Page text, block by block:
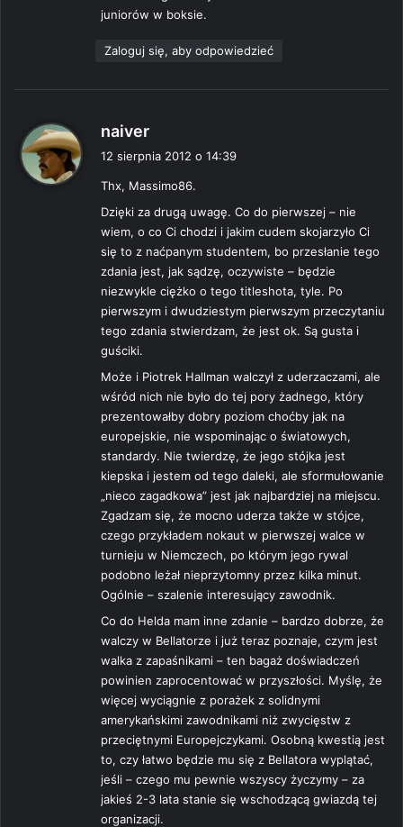
:
juniorów w boksie.
Zaloguj się, aby odpowiedzieć
naiver
z
e
:
12 sierpnia 2012 o 14:39
Thx, Massimo86.
Dzięki za drugą uwagę. Co do pierwszej – nie
wiem, o co Ci chodzi i jakim cudem skojarzyło Ci
się to z naćpanym studentem, bo przesłanie tego
zdania jest, jak sądzę, oczywiste – będzie
niezwykle ciężko o tego titleshota, tyle. Po
pierwszym i dwudziestym pierwszym przeczytaniu
tego zdania stwierdzam, że jest ok. Są gusta i
guściki.
Może i Piotrek Hallman walczył z uderzaczami, ale
wśród nich nie było do tej pory żadnego, który
prezentowałby dobry poziom choćby jak na
europejskie, nie wspominając o światowych,
standardy. Nie twierdzę, że jego stójka jest
kiepska i jestem od tego daleki, ale sformułowanie
„nieco zagadkowa” jest jak najbardziej na miejscu.
Zgadzam się, że mocno uderza także w stójce,
czego przykładem nokaut w pierwszej walce w
turnieju w Niemczech, po którym jego rywal
podobno leżał nieprzytomny przez kilka minut.
Ogólnie – szalenie interesujący zawodnik.
Co do Helda mam inne zdanie – bardzo dobrze, że
walczy w Bellatorze i już teraz poznaje, czym jest
walka z zapaśnikami – ten bagaż doświadczeń
powinien zaprocentować w przyszłości. Myślę, że
więcej wyciągnie z porażek z solidnymi
amerykańskimi zawodnikami niż zwycięstw z
przeciętnymi Europejczykami. Osobną kwestią jest
to, czy łatwo będzie mu się z Bellatora wyplątać,
jeśli – czego mu pewnie wszyscy życzymy – za
jakieś 2-3 lata stanie się wschodzącą gwiazdą tej
organizacji.